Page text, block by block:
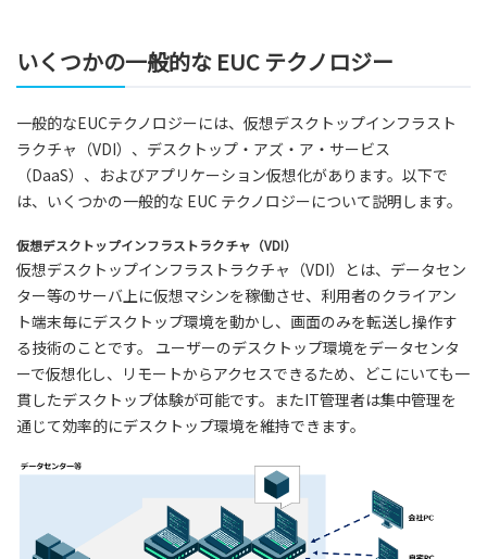
いくつかの一般的な EUC テクノロジー
一般的なEUCテクノロジーには、仮想デスクトップインフラスト
ラクチャ（VDI）、デスクトップ・アズ・ア・サービス
（DaaS）、およびアプリケーション仮想化があります。以下で
は、いくつかの一般的な EUC テクノロジーについて説明します。
仮想デスクトップインフラストラクチャ（VDI）
仮想デスクトップインフラストラクチャ（VDI）とは、データセン
ター等のサーバ上に仮想マシンを稼働させ、利用者のクライアン
ト端末毎にデスクトップ環境を動かし、画面のみを転送し操作す
る技術のことです。 ユーザーのデスクトップ環境をデータセンタ
ーで仮想化し、リモートからアクセスできるため、どこにいても一
貫したデスクトップ体験が可能です。またIT管理者は集中管理を
通じて効率的にデスクトップ環境を維持できます。